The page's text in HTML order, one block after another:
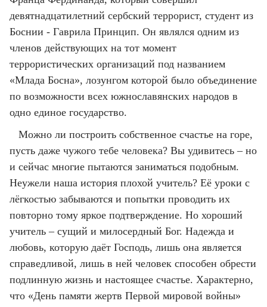
девятнадцатилетний сербский террорист, студент из
Боснии - Гаврила Принцип. Он являлся одним из
членов действующих на тот момент
террористических организаций под названием
«Млада Босна», лозунгом которой было объединение
по возможности всех южнославянских народов в
одно единое государство.
Можно ли построить собственное счастье на горе,
пусть даже чужого тебе человека? Вы удивитесь – но
и сейчас многие пытаются заниматься подобным.
Неужели наша история плохой учитель? Её уроки с
лёгкостью забываются и попытки проводить их
повторно тому яркое подтверждение. Но хороший
учитель – сущий и милосердный Бог. Надежда и
любовь, которую даёт Господь, лишь она является
справедливой, лишь в ней человек способен обрести
подлинную жизнь и настоящее счастье. Характерно,
что «День памяти жертв Первой мировой войны»